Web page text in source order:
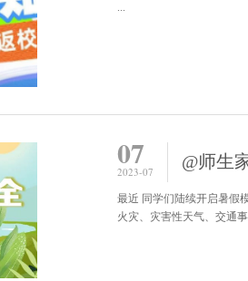
...
07
2023-07
@师生
最近 同学们陆续开启暑假
火灾、灾害性天气、交通